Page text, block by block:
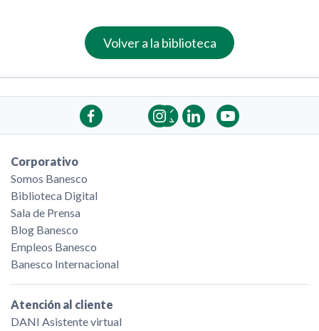
Volver a la biblioteca
Corporativo
Somos Banesco
Biblioteca Digital
Sala de Prensa
Blog Banesco
Empleos Banesco
Banesco Internacional
Atención al cliente
DANI Asistente virtual